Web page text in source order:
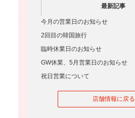
最新記事
今月の営業日のお知らせ
2回目の韓国旅行
臨時休業日のお知らせ
GW休業、5月営業日のお知らせ
祝日営業について
店舗情報に戻る